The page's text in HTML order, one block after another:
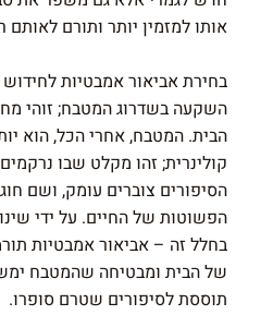
אותו למזמין יותר ותורם לאותם
בחירת אביאור אמבטיות
השקעה בשדרוג המטבח; זוהי
הבית. המטבח, אחרי הכל, הוא
קולינרית; זהו מקלט שבו נרקמים
הסיפורים צוברים עומק, ושם
הפשוטות של החיים. על ידי
בחלל זה – אביאור אמבטיות
של הבית ומבטיחה שהמטבח
תוססת לסיפורים שטרם סופרו.